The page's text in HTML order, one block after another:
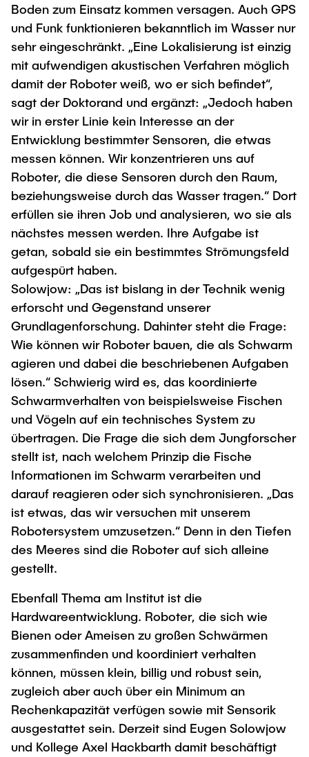
Boden zum Einsatz kommen versagen. Auch GPS
und Funk funktionieren bekanntlich im Wasser nur
sehr eingeschränkt. „Eine Lokalisierung ist einzig
mit aufwendigen akustischen Verfahren möglich
damit der Roboter weiß, wo er sich befindet“,
sagt der Doktorand und ergänzt: „Jedoch haben
wir in erster Linie kein Interesse an der
Entwicklung bestimmter Sensoren, die etwas
messen können. Wir konzentrieren uns auf
Roboter, die diese Sensoren durch den Raum,
beziehungsweise durch das Wasser tragen.“ Dort
erfüllen sie ihren Job und analysieren, wo sie als
nächstes messen werden. Ihre Aufgabe ist
getan, sobald sie ein bestimmtes Strömungsfeld
aufgespürt haben.
Solowjow: „Das ist bislang in der Technik wenig
erforscht und Gegenstand unserer
Grundlagenforschung. Dahinter steht die Frage:
Wie können wir Roboter bauen, die als Schwarm
agieren und dabei die beschriebenen Aufgaben
lösen.“ Schwierig wird es, das koordinierte
Schwarmverhalten von beispielsweise Fischen
und Vögeln auf ein technisches System zu
übertragen. Die Frage die sich dem Jungforscher
stellt ist, nach welchem Prinzip die Fische
Informationen im Schwarm verarbeiten und
darauf reagieren oder sich synchronisieren. „Das
ist etwas, das wir versuchen mit unserem
Robotersystem umzusetzen.“ Denn in den Tiefen
des Meeres sind die Roboter auf sich alleine
gestellt.
Ebenfall Thema am Institut ist die
Hardwareentwicklung. Roboter, die sich wie
Bienen oder Ameisen zu großen Schwärmen
zusammenfinden und koordiniert verhalten
können, müssen klein, billig und robust sein,
zugleich aber auch über ein Minimum an
Rechenkapazität verfügen sowie mit Sensorik
ausgestattet sein. Derzeit sind Eugen Solowjow
und Kollege Axel Hackbarth damit beschäftigt